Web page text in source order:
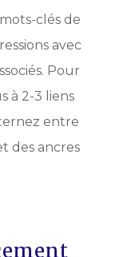
clés de
avec
Pour
à 2-3 liens
entre
des ancres